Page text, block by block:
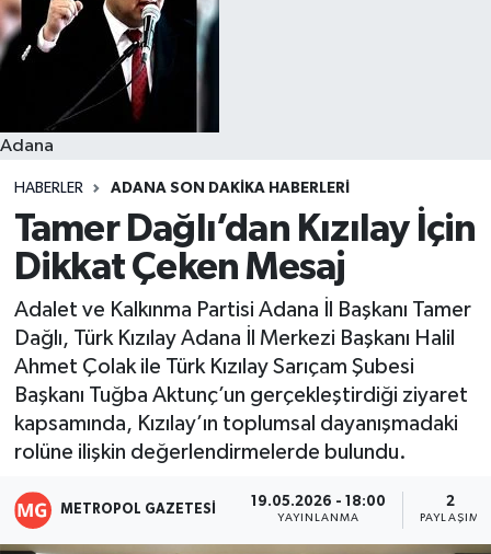
Adana
HABERLER ADANA SON DAKIKA HABERLERI
Tamer Dağlı’dan Kızılay İçin
Dikkat Çeken Mesaj
Adalet ve Kalkınma Partisi Adana İl Başkanı Tamer
Dağlı, Türk Kızılay Adana İl Merkezi Başkanı Halil
Ahmet Çolak ile Türk Kızılay Sarıçam Şubesi
Başkanı Tuğba Aktunç’un gerçekleştirdiği ziyaret
kapsamında, Kızılay’ın toplumsal dayanışmadaki
rolüne ilişkin değerlendirmelerde bulundu.
METROPOL GAZETESI 19.05.2026 - 18:00
YAYINLANMA
2
PAYLAŞIM
Resmi İlanlar